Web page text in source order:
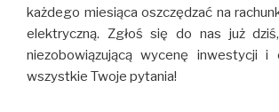
każdego miesiąca oszczędzać na
elektryczną. Zgłoś się do nas już
niezobowiązującą wycenę inwestycji i
wszystkie Twoje pytania!